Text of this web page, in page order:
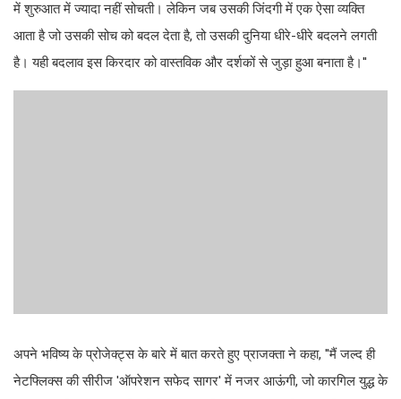
में शुरुआत में ज्यादा नहीं सोचती। लेकिन जब उसकी जिंदगी में एक ऐसा व्यक्ति
आता है जो उसकी सोच को बदल देता है, तो उसकी दुनिया धीरे-धीरे बदलने लगती
है। यही बदलाव इस किरदार को वास्तविक और दर्शकों से जुड़ा हुआ बनाता है।''
अपने भविष्य के प्रोजेक्ट्स के बारे में बात करते हुए प्राजक्ता ने कहा, ''मैं जल्द ही
नेटफ्लिक्स की सीरीज 'ऑपरेशन सफेद सागर' में नजर आऊंगी, जो कारगिल युद्ध के